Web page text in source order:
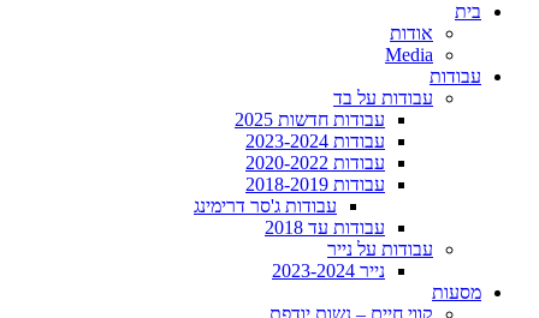
בית
אודות
Media
עבודות
עבודות על בד
עבודות חדשות 2025
עבודות 2023-2024
עבודות 2020-2022
עבודות 2018-2019
עבודות ג'סר דרימינג
עבודות עד 2018
עבודות על נייר
נייר 2023-2024
מסעות
קווי חיים – נשות יודפת